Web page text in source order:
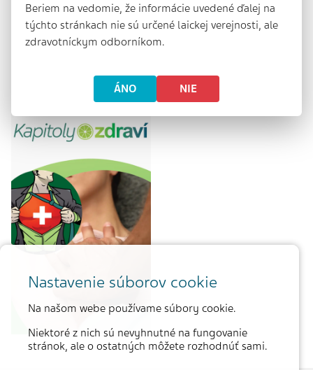
pacientov
cestovateľov
Nastavenie súborov cookie
Na našom webe používame súbory cookie.
Niektoré z nich sú nevyhnutné na fungovanie
stránok, ale o ostatných môžete rozhodnúť sami.
Beriem na vedomie, že informácie uvedené ďalej na
týchto stránkach nie sú určené laickej verejnosti, ale
zdravotníckym odborníkom.
ÁNO NIE